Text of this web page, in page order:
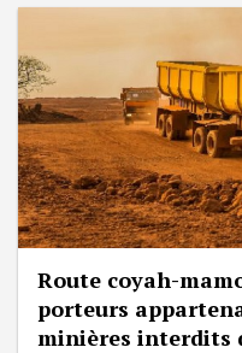
Route coyah-
porteurs
minières interdits